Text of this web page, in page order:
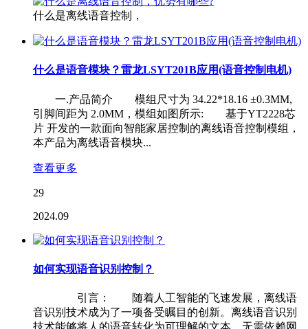
什么是离线语音控制，
什么是语音模块？雷龙LSYT201B应用(语音控制电机)
一.产品简介 模组尺寸为 34.22*18.16 ±0.3MM,
引脚间距为 2.0MM，模组如图所示: 基于YT2228芯
片 开发的一款面向智能家居控制的离线语音控制模组，
本产品为离线语音模块...
查看更多
29
2024.09
如何实现语音识别控制？
引言： 随着人工智能的飞速发展，离线语
音识别技术成为了一项备受瞩目的创新。离线语音识别